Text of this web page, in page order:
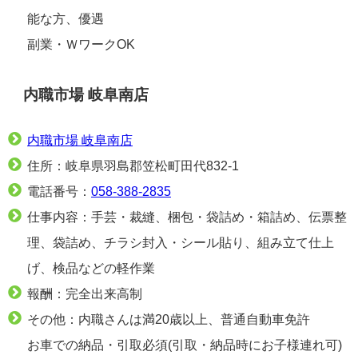
能な方、優遇
副業・ＷワークOK
内職市場 岐阜南店
内職市場 岐阜南店
住所：岐阜県羽島郡笠松町田代832-1
電話番号： 058-388-2835
仕事内容：手芸・裁縫、梱包・袋詰め・箱詰め、伝票整
理、袋詰め、チラシ封入・シール貼り、組み立て仕上
げ、検品などの軽作業
報酬：完全出来高制
その他：内職さんは満20歳以上、普通自動車免許
お車での納品・引取必須(引取・納品時にお子様連れ可)